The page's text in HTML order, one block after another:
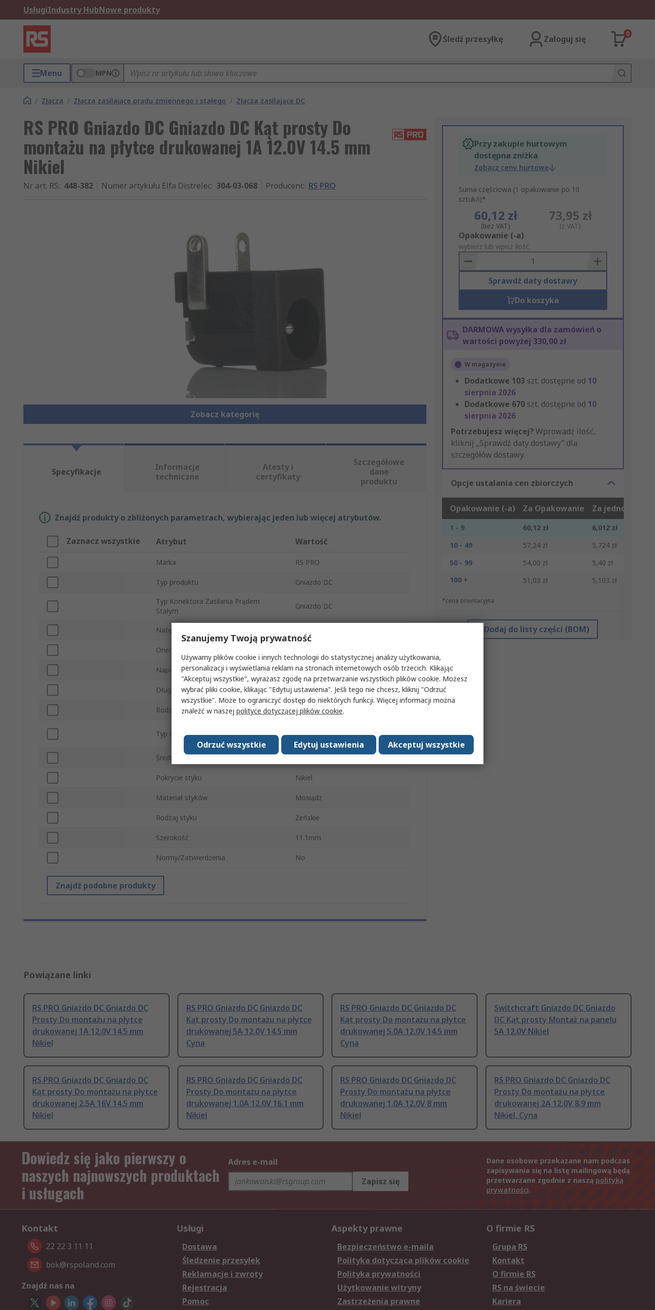
UsługiIndustry HubNowe produkty
Śledź przesyłkę Zaloguj się
0
Menu MPN
/ Złącza / Złącza zasilające prądu zmiennego i stałego / Złącza zasilające DC
RS PRO Gniazdo DC Gniazdo DC Kąt prosty Do
montażu na płytce drukowanej 1A 12.0V 14.5 mm
Nikiel
Nr art. RS: 448-382 Numer artykułu Elfa Distrelec: 304-03-068 Producent: RS PRO
Zobacz kategorię
Przy zakupie hurtowym
dostępna zniżka
Zobacz ceny hurtowe
Suma częściowa (1 opakowanie po 10
sztuk/i)*
60,12 zł
(bez VAT)
73,95 zł
(z VAT)
Add
to
Basket
Opakowanie (-a)
wybierz lub wpisz ilość
Sprawdź daty dostawy
Do koszyka
DARMOWA wysyłka dla zamówień o
wartości powyżej 330,00 zł
W magazynie
Dodatkowe 103 szt. dostępne od 10
sierpnia 2026
Dodatkowe 670 szt. dostępne od 10
sierpnia 2026
Potrzebujesz więcej? Wprowadź ilość,
kliknij „Sprawdź daty dostawy” dla
szczegółów dostawy.
Opcje ustalania cen zbiorczych
Opakowanie (-a) Za Opakowanie Za jednostkę*
1 - 9 60,12 zł
6,012 zł
10 - 49
57,24 zł
5,724 zł
50 - 99
54,00 zł
5,40 zł
100 +
51,03 zł 5,103 zł
*cena orientacyjna
Dodaj do listy części (BOM)
Specyfikacje
Informacje
techniczne
Atesty i
certyfikaty
Szczegółowe
dane
produktu
Znajdź produkty o zbliżonych parametrach, wybierając jeden lub więcej atrybutów.
Zaznacz wszystkie Atrybut Wartość
Marka RS PRO
Typ produktu Gniazdo DC
Typ Konektora Zasilania Prądem
Stałym
Gniazdo DC
Natężenie
Orientacja
Napięcie 12.0V
Długość 14.5mm
Rodzaj Konektora Żeńskie
Typ montażu
Średnica styku
Pokrycie styku Nikiel
Materiał styków Mosiądz
Rodzaj styku Żeńskie
Szerokość 11.1mm
Normy/Zatwierdzenia No
Znajdź podobne produkty
Powiązane linki
RS PRO Gniazdo DC Gniazdo DC
Prosty Do montażu na płytce
drukowanej 1A 12.0V 14.5 mm
Nikiel
RS PRO Gniazdo DC Gniazdo DC
Kąt prosty Do montażu na płytce
drukowanej 5A 12.0V 14.5 mm
Cyna
RS PRO Gniazdo DC Gniazdo DC
Kąt prosty Do montażu na płytce
drukowanej 5.0A 12.0V 14.5 mm
Cyna
Switchcraft Gniazdo DC Gniazdo
DC Kąt prosty Montaż na panelu
5A 12.0V Nikiel
RS PRO Gniazdo DC Gniazdo DC
Kąt prosty Do montażu na płytce
drukowanej 2.5A 16V 14.5 mm
Nikiel
RS PRO Gniazdo DC Gniazdo DC
Prosty Do montażu na płytce
drukowanej 1.0A 12.0V 16.1 mm
Nikiel
RS PRO Gniazdo DC Gniazdo DC
Prosty Do montażu na płytce
drukowanej 1.0A 12.0V 8 mm
Nikiel
RS PRO Gniazdo DC Gniazdo DC
Prosty Do montażu na płytce
drukowanej 2A 12.0V 8.9 mm
Nikiel, Cyna
Dowiedz się jako pierwszy o
naszych najnowszych produktach
i usługach
Adres e-mail
Zapisz się
Dane osobowe przekazane nam podczas
zapisywania się na listę mailingową będą
przetwarzane zgodnie z naszą polityką
prywatności.
Kontakt
22 22 3 11 11
bok@rspoland.com
Znajdź nas na
Usługi
Dostawa
Śledzenie przesyłek
Reklamacje i zwroty
Rejestracja
Pomoc
Aspekty prawne
Bezpieczeństwo e-maila
Polityka dotycząca plików cookie
Polityka prywatności
Użytkowanie witryny
Zastrzeżenia prawne
O firmie RS
Grupa RS
Kontakt
O firmie RS
RS na świecie
Kariera
Szanujemy Twoją prywatność
Używamy plików cookie i innych technologii do statystycznej analizy użytkowania,
personalizacji i wyświetlania reklam na stronach internetowych osób trzecich. Klikając
"Akceptuj wszystkie", wyrażasz zgodę na przetwarzanie wszystkich plików cookie. Możesz
wybrać pliki cookie, klikając "Edytuj ustawienia". Jeśli tego nie chcesz, kliknij "Odrzuć
wszystkie". Może to ograniczyć dostęp do niektórych funkcji. Więcej informacji można
znaleźć w naszej polityce dotyczącej plików cookie.
Akceptuj wszystkie
Edytuj ustawienia
Odrzuć wszystkie